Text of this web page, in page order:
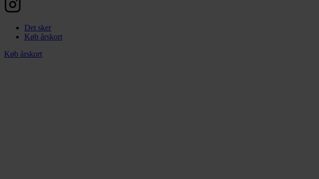
Det sker
Køb årskort
Køb årskort